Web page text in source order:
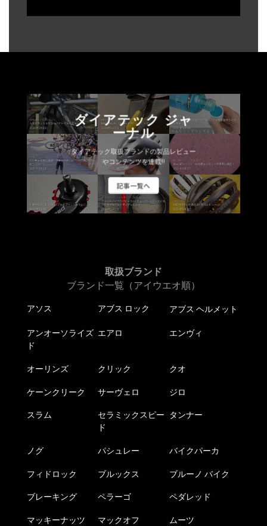
ダイアテック ジャ
ーナル
ダイアテック取扱ブランドの製品レビュー
やコンテンツを連載!!
記事一覧へ
取扱ブランド
ブランド一覧（アイウエオ順）
アソス アブス ロック アブス ヘルメット
アンオーソライズ
ド
エアロ エンヴィ
オーリンズ クリック クオ
ケーンクリーク サーヴェロ ジロ
スラム
セラミックスピー
ド
タンナー
ノグ パシュレー バイクパーカ
フィドロック ブルックス ブルーノ バイク
ブレーキング ペラーゴ ペダレッド
マッキーナッツ マックオフ ムーツ